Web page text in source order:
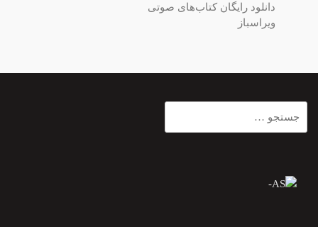
دانلود رایگان کتاب‌های صوتی
ویراسباز
برای: